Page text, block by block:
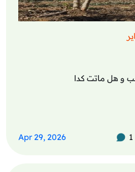
و هل ماتت كدا
1
Apr 29, 2026